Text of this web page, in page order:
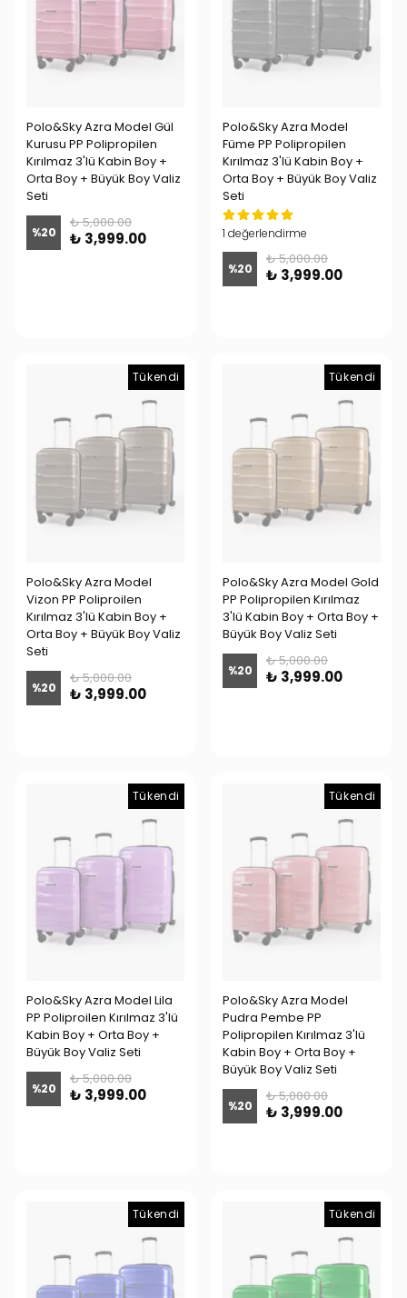
Polo&Sky Azra Model Gül
Kurusu PP Polipropilen
Kırılmaz 3'lü Kabin Boy +
Orta Boy + Büyük Boy Valiz
Seti
%20
₺ 5,000.00
₺ 3,999.00
Polo&Sky Azra Model
Füme PP Polipropilen
Kırılmaz 3'lü Kabin Boy +
Orta Boy + Büyük Boy Valiz
Seti
1 değerlendirme
%20
₺ 5,000.00
₺ 3,999.00
Tükendi
Polo&Sky Azra Model
Vizon PP Poliproilen
Kırılmaz 3'lü Kabin Boy +
Orta Boy + Büyük Boy Valiz
Seti
%20
₺ 5,000.00
₺ 3,999.00
Tükendi
Polo&Sky Azra Model Gold
PP Polipropilen Kırılmaz
3'lü Kabin Boy + Orta Boy +
Büyük Boy Valiz Seti
%20
₺ 5,000.00
₺ 3,999.00
Tükendi
Polo&Sky Azra Model Lila
PP Poliproilen Kırılmaz 3'lü
Kabin Boy + Orta Boy +
Büyük Boy Valiz Seti
%20
₺ 5,000.00
₺ 3,999.00
Tükendi
Polo&Sky Azra Model
Pudra Pembe PP
Polipropilen Kırılmaz 3'lü
Kabin Boy + Orta Boy +
Büyük Boy Valiz Seti
%20
₺ 5,000.00
₺ 3,999.00
Tükendi Tükendi